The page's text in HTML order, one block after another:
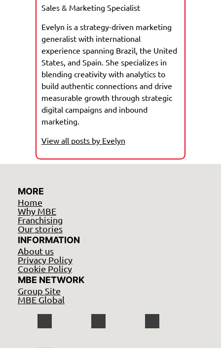
Sales & Marketing Specialist
Evelyn is a strategy-driven marketing
generalist with international
experience spanning Brazil, the United
States, and Spain. She specializes in
blending creativity with analytics to
build authentic connections and drive
measurable growth through strategic
digital campaigns and inbound
marketing.
View all posts by Evelyn
MORE
Home
Why MBE
Franchising
Our stories
INFORMATION
About us
Privacy Policy
Cookie Policy
MBE NETWORK
Group Site
MBE Global